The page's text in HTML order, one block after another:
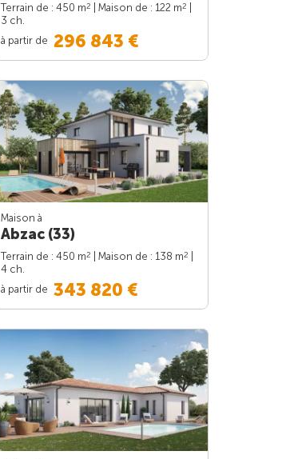
Terrain de : 450 m2 | Maison de : 122 m2
3 ch.
à partir de 296 843 €
Maison à
Abzac (33)
Terrain de : 450 m2 | Maison de : 138 m2
4 ch.
à partir de 343 820 €